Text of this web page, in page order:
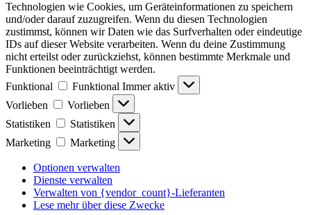
Technologien wie Cookies, um Geräteinformationen zu speichern
und/oder darauf zuzugreifen. Wenn du diesen Technologien
zustimmst, können wir Daten wie das Surfverhalten oder eindeutige
IDs auf dieser Website verarbeiten. Wenn du deine Zustimmung
nicht erteilst oder zurückziehst, können bestimmte Merkmale und
Funktionen beeinträchtigt werden.
Funktional
Funktional Immer aktiv
Vorlieben
Vorlieben
Statistiken
Statistiken
Marketing
Marketing
Optionen verwalten
Dienste verwalten
Verwalten von {vendor_count}-Lieferanten
Lese mehr über diese Zwecke